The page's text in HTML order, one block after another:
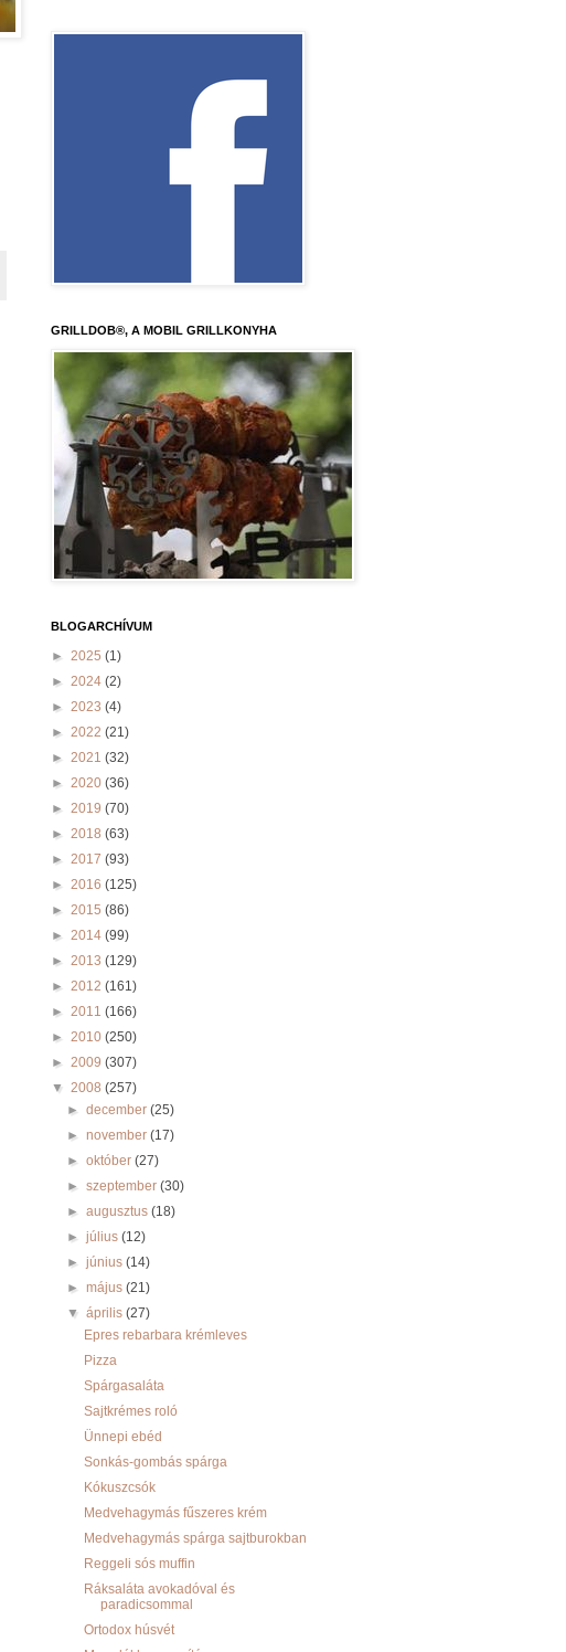
GRILLDOB®, A MOBIL GRILLKONYHA
BLOGARCHÍVUM
► 2025 (1)
► 2024 (2)
► 2023 (4)
► 2022 (21)
► 2021 (32)
► 2020 (36)
► 2019 (70)
► 2018 (63)
► 2017 (93)
► 2016 (125)
► 2015 (86)
► 2014 (99)
► 2013 (129)
► 2012 (161)
► 2011 (166)
► 2010 (250)
► 2009 (307)
▼ 2008 (257)
►december(25)
►november(17)
►október(27)
►szeptember(30)
►augusztus(18)
►július(12)
►június(14)
►május(21)
▼április(27)
Epres rebarbara krémleves
Pizza
Spárgasaláta
Sajtkrémes roló
Ünnepi ebéd
Sonkás-gombás spárga
Kókuszcsók
Medvehagymás fűszeres krém
Medvehagymás spárga sajtburokban
Reggeli sós muffin
Ráksaláta avokadóval és
paradicsommal
Ortodox húsvét